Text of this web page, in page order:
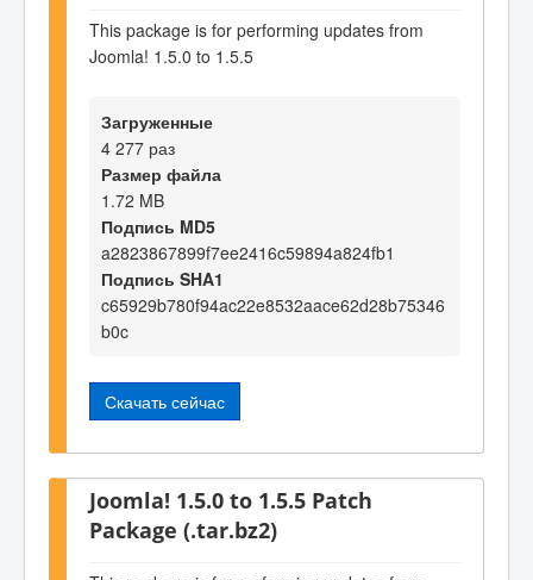
This package is for performing updates from
Joomla! 1.5.0 to 1.5.5
Загруженные
4 277 раз
Размер файла
1.72 MB
Подпись MD5
a2823867899f7ee2416c59894a824fb1
Подпись SHA1
c65929b780f94ac22e8532aace62d28b75346
b0c
Скачать сейчас
Joomla! 1.5.0 to 1.5.5 Patch
Package (.tar.bz2)